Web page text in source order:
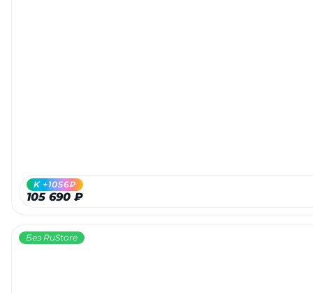
105 690 ₽
K +1056₽
Без RuStore